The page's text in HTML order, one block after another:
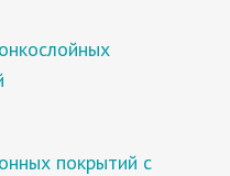
покрытий с